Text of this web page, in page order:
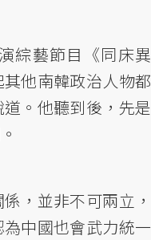
綜藝節目《同床異
他南韓政治人物都
。他聽到後，先是
，並非不可兩立，
中國也會武力統一